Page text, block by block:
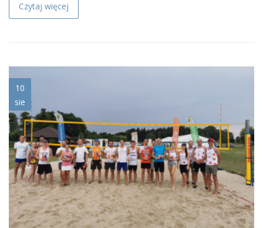
Czytaj więcej
10
sie
img_20200809_163323.jpg